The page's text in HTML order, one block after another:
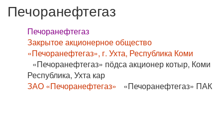
Печоранефтегаз
Печоранефтегаз
Закрытое акционерное общество
«Печоранефтегаз», г. Ухта, Республика Коми
«Печоранефтегаз» пӧдса акционер котыр, Коми
Республика, Ухта кар
ЗАО «Печоранефтегаз»
«Печоранефтегаз» ПАК